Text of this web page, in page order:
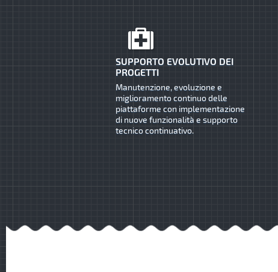
SUPPORTO EVOLUTIVO DEI
PROGETTI
Manutenzione, evoluzione e
miglioramento continuo delle
piattaforme con implementazione
di nuove funzionalità e supporto
tecnico continuativo.